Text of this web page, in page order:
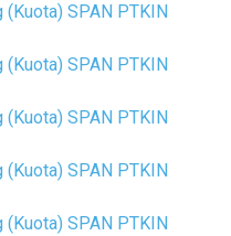
(Kuota) SPAN PTKIN
(Kuota) SPAN PTKIN
(Kuota) SPAN PTKIN
(Kuota) SPAN PTKIN
(Kuota) SPAN PTKIN